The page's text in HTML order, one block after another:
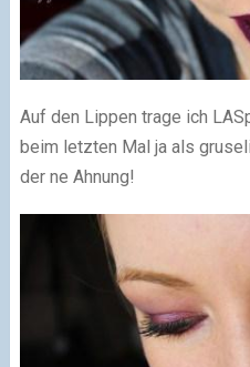
Auf den Lippen trage ich
beim letzten Mal ja als
der ne Ahnung!